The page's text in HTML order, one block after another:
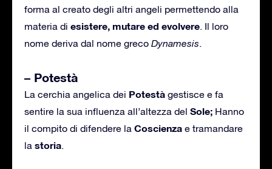
forma al creato degli altri angeli permettendo alla
materia di esistere, mutare ed evolvere. Il loro
nome deriva dal nome greco Dynamesis.
– Potestà
La cerchia angelica dei Potestà gestisce e fa
sentire la sua influenza all’altezza del Sole; Hanno
il compito di difendere la Coscienza e tramandare
la storia.